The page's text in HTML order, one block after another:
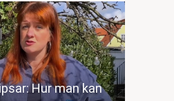
Hur man kan